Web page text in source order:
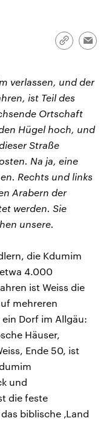
Link
verlassen, und der
ist Teil des
Ortschaft
Hügel hoch, und
Straße
Na ja, eine
Rechts und links
Arabern der
werden. Sie
unsere.
die Kdumim
4.000
ist Weiss die
mehreren
Dorf im Allgäu:
Häuser,
Ende 50, ist
und
die feste
biblische ‚Land